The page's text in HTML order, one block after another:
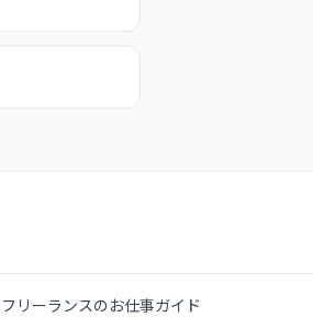
フリーランスのお仕事ガイド